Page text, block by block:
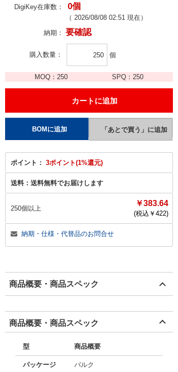
DigiKey在庫数： 0個
（ 2026/08/08 02:51 現在）
納期： 要確認
購入数量 個
MOQ：250 SPQ： 250
ポイント： 3ポイント(1%還元)
送料： 送料無料でお届けします
250個以上
￥383.64
(税込￥ 422)
納期・仕様・代替品のお問合せ
商品概要・商品スペック
商品概要・商品スペック
型 商品概要
パッケージ バルク